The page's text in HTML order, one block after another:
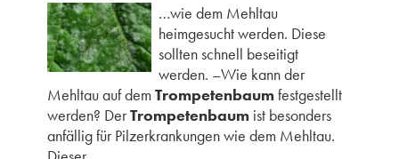
…wie dem Mehltau
heimgesucht werden. Diese
sollten schnell beseitigt
werden. –Wie kann der
Mehltau auf dem Trompetenbaumfestgestellt
werden? DerTrompetenbaumist besonders
anfällig für Pilzerkrankungen wie dem Mehltau.